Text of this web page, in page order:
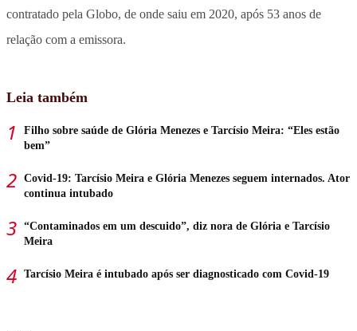
contratado pela Globo, de onde saiu em 2020, após 53 anos de
relação com a emissora.
Leia também
Filho sobre saúde de Glória Menezes e Tarcísio Meira: “Eles estão
bem”
Covid-19: Tarcísio Meira e Glória Menezes seguem internados. Ator
continua intubado
“Contaminados em um descuido”, diz nora de Glória e Tarcísio
Meira
Tarcísio Meira é intubado após ser diagnosticado com Covid-19